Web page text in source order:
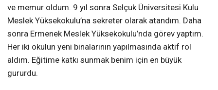
ve memur oldum. 9 yıl sonra Selçuk Üniversitesi Kulu
Meslek Yüksekokulu’na sekreter olarak atandım. Daha
sonra Ermenek Meslek Yüksekokulu’nda görev yaptım.
Her iki okulun yeni binalarının yapılmasında aktif rol
aldım. Eğitime katkı sunmak benim için en büyük
gururdu.